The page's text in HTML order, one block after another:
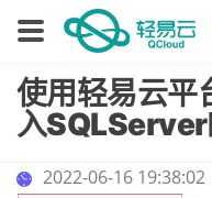
使用轻易云平
入
2022-06-16 19:38:02